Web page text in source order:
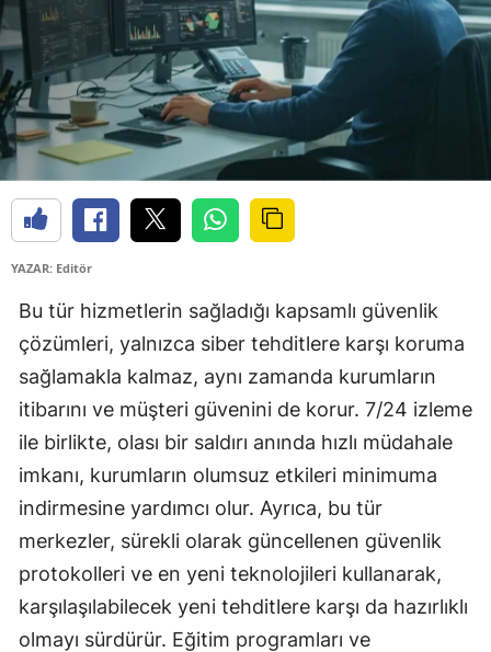
YAZAR: Editör
Bu tür hizmetlerin sağladığı kapsamlı güvenlik
çözümleri, yalnızca siber tehditlere karşı koruma
sağlamakla kalmaz, aynı zamanda kurumların
itibarını ve müşteri güvenini de korur. 7/24 izleme
ile birlikte, olası bir saldırı anında hızlı müdahale
imkanı, kurumların olumsuz etkileri minimuma
indirmesine yardımcı olur. Ayrıca, bu tür
merkezler, sürekli olarak güncellenen güvenlik
protokolleri ve en yeni teknolojileri kullanarak,
karşılaşılabilecek yeni tehditlere karşı da hazırlıklı
olmayı sürdürür. Eğitim programları ve